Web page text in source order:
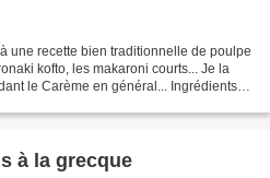
une recette bien traditionnelle de poulpe
kofto, les makaroni courts... Je la
le Carème en général... Ingrédients :
à la grecque